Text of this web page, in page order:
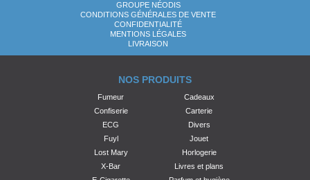
GROUPE NÉODIS
CONDITIONS GÉNÉRALES DE VENTE
CONFIDENTIALITÉ
MENTIONS LÉGALES
LIVRAISON
NOS PRODUITS
Fumeur
Confiserie
ECG
Fuyl
Lost Mary
X-Bar
Cadeaux
Carterie
Divers
Jouet
Horlogerie
Livres et plans